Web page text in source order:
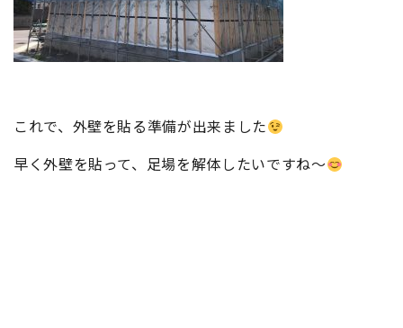
これで、外壁を貼る準備が出来ました
早く外壁を貼って、足場を解体したいですね～